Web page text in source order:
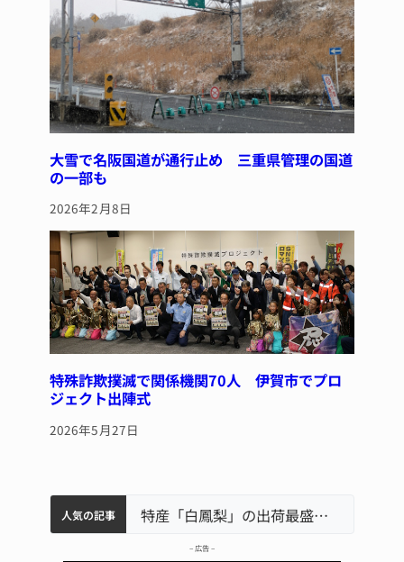
大雪で名阪国道が通行止め 三重県管理の国道
の一部も
2026年2月8日
特殊詐欺撲滅で関係機関70人 伊賀市でプロ
ジェクト出陣式
2026年5月27日
人気の記事
名張市水道料金47％値上げへ 答申案、審議会で大筋まとまる
中学校の陶壁モニュメント 地元建設会社がボランティアで清掃 伊賀名張市立病院のDMAT、熊本地震の被災地へ 能登以来3回目の派遣 特産「白鳳梨」の出荷最盛期 直売所にぎわう 伊賀
– 広告 –